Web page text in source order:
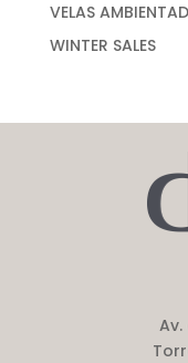
VELAS
WINTER SALES